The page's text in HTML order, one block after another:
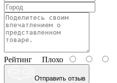
Рейтинг Плохо
Отправить отзыв